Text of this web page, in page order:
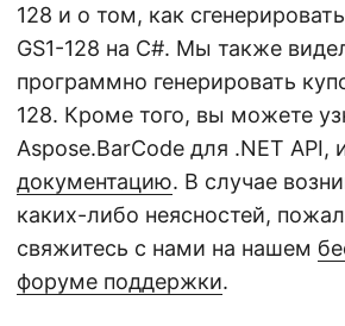
128 и о том, как
GS1-128 на C#. Мы также
программно генерировать
128. Кроме того, вы можете
Aspose.BarCode для .NET API,
документацию. В случае
каких-либо неясностей,
свяжитесь с нами на нашем
форуме поддержки.